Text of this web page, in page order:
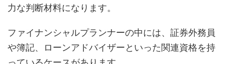
力な判断材料になります。
ファイナンシャルプランナーの中には、証券外務員
や簿記、ローンアドバイザーといった関連資格を持